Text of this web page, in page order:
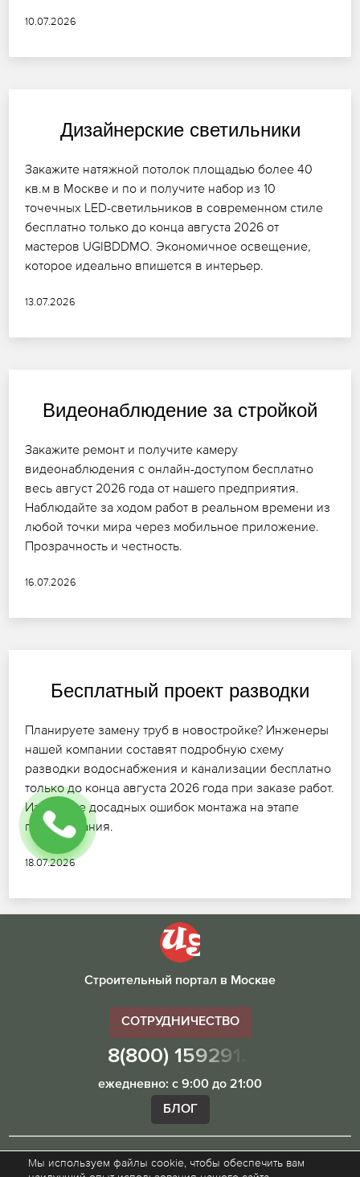
10.07.2026
Дизайнерские светильники
Закажите натяжной потолок площадью более 40
кв.м в Москве и по и получите набор из 10
точечных LED-светильников в современном стиле
бесплатно только до конца августа 2026 от
мастеров UGIBDDMO. Экономичное освещение,
которое идеально впишется в интерьер.
13.07.2026
Видеонаблюдение за стройкой
Закажите ремонт и получите камеру
видеонаблюдения с онлайн-доступом бесплатно
весь август 2026 года от нашего предприятия.
Наблюдайте за ходом работ в реальном времени из
любой точки мира через мобильное приложение.
Прозрачность и честность.
16.07.2026
Бесплатный проект разводки
Планируете замену труб в новостройке? Инженеры
нашей компании составят подробную схему
разводки водоснабжения и канализации бесплатно
только до конца августа 2026 года при заказе работ.
Избегайте досадных ошибок монтажа на этапе
планирования.
18.07.2026
Строительный портал в Москве
СОТРУДНИЧЕСТВО
8(800) 1592913
ежедневно: с 9:00 до 21:00
БЛОГ
Внимание! Наш сайт ugibddmo.ru, носит исключительно
Мы используем файлы cookie, чтобы обеспечить вам